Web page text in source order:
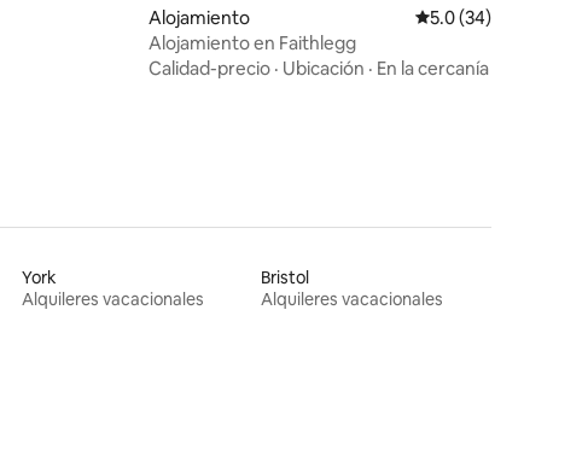
Alojamiento Calificación
5.0 (34)
Alojamiento en Faithlegg
Calidad-precio · Ubicación · En la cercanía
York
Alquileres vacacionales
Bristol
Alquileres vacacionales